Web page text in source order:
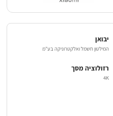
יבואן
המילטון חשמל ואלקטרוניקה בע"מ
רזולוציה מסך
4K